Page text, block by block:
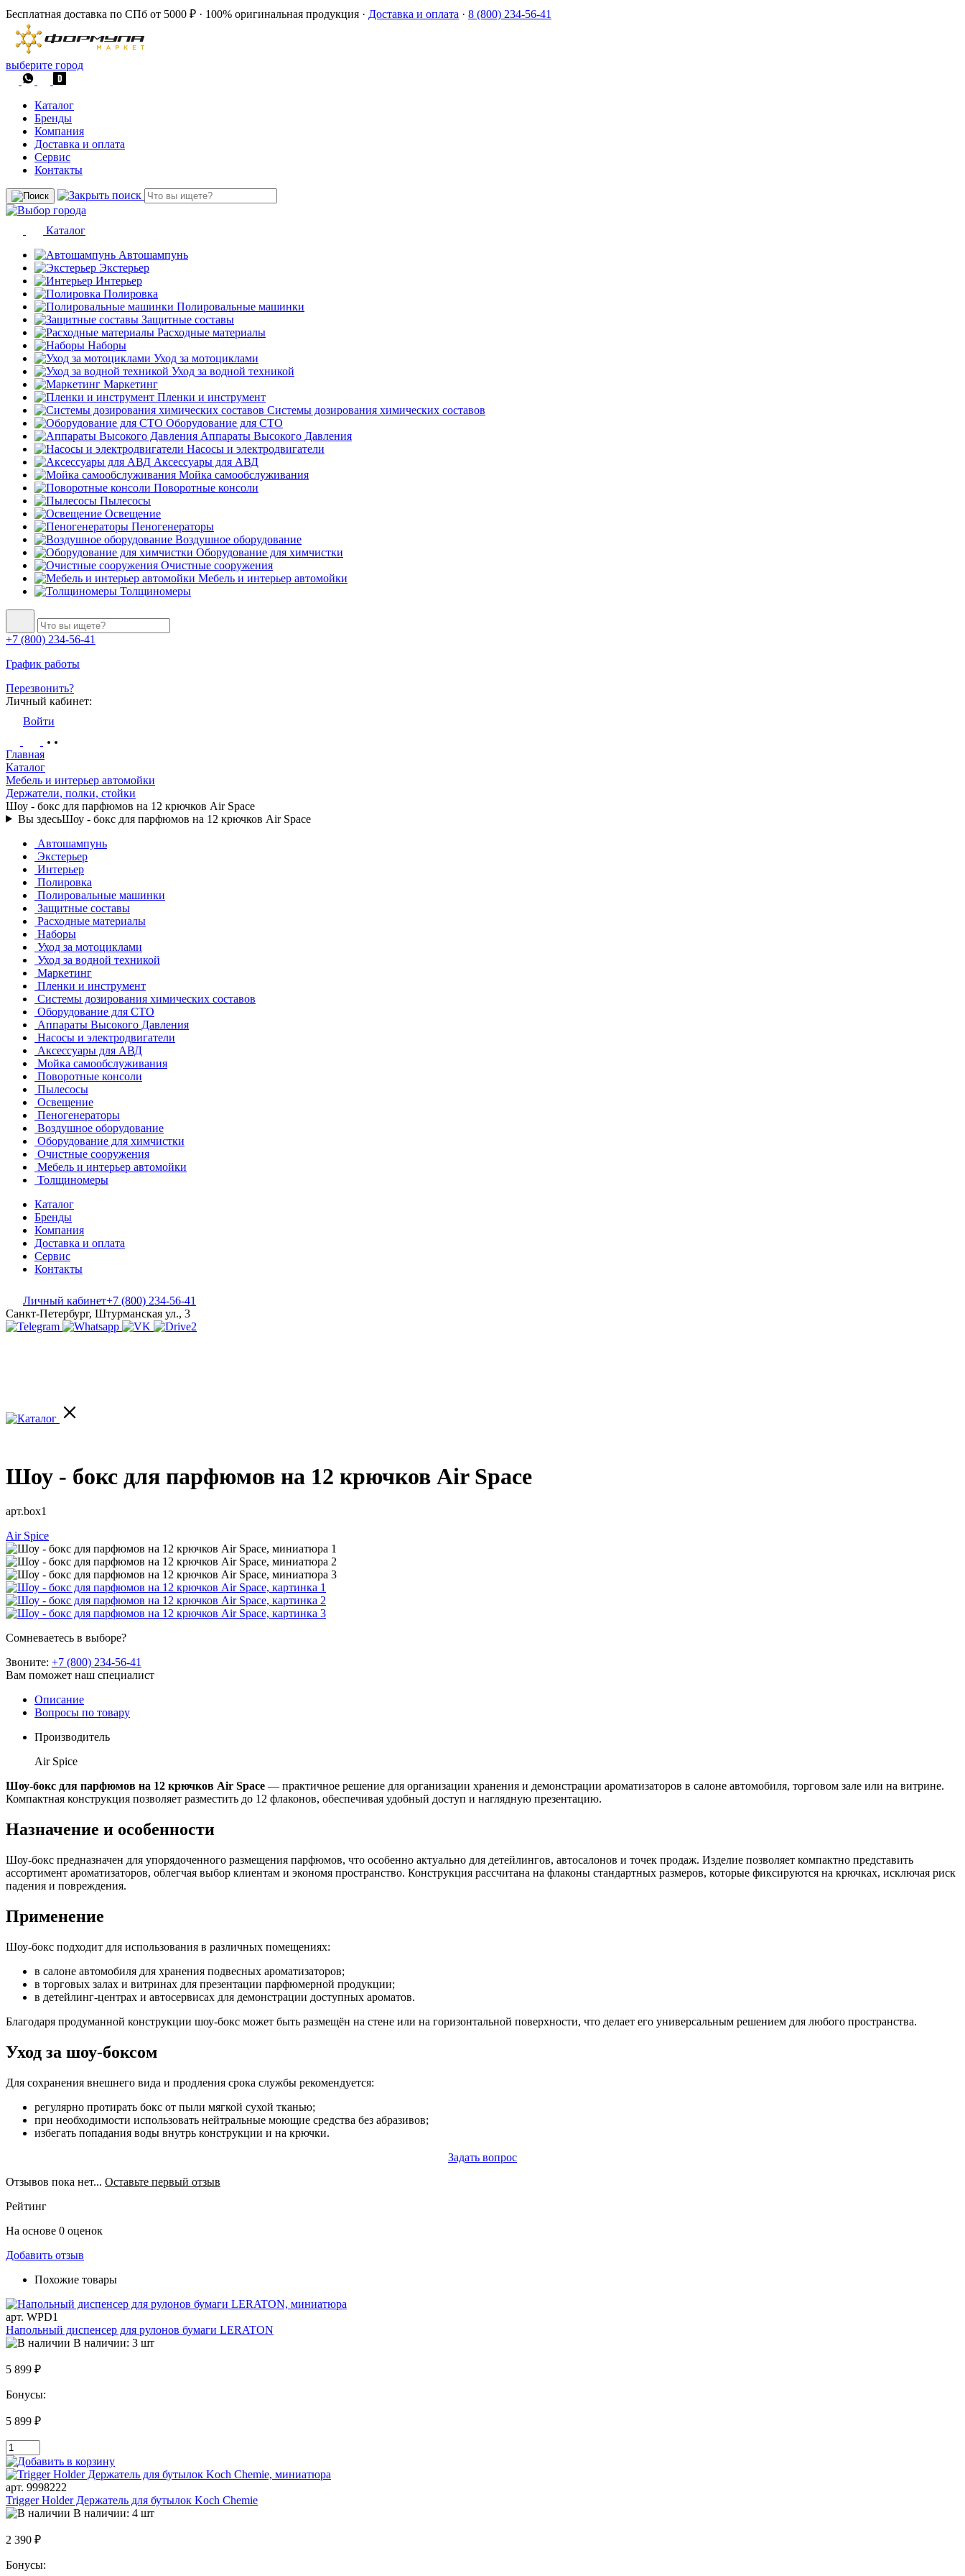
Бесплатная доставка по СПб от 5000 ₽ · 100% оригинальная продукция · Доставка и оплата · 8 (800) 234-56-41
выберите город
Каталог
Бренды
Компания
Доставка и оплата
Сервис
Контакты
Каталог
Автошампунь
Экстерьер
Интерьер
Полировка
Полировальные машинки
Защитные составы
Расходные материалы
Наборы
Уход за мотоциклами
Уход за водной техникой
Маркетинг
Пленки и инструмент
Системы дозирования химических составов
Оборудование для СТО
Аппараты Высокого Давления
Насосы и электродвигатели
Аксессуары для АВД
Мойка самообслуживания
Поворотные консоли
Пылесосы
Освещение
Пеногенераторы
Воздушное оборудование
Оборудование для химчистки
Очистные сооружения
Мебель и интерьер автомойки
Толщиномеры
+7 (800) 234-56-41
График работы
Перезвонить?
Личный кабинет:
Войти
Главная
Каталог
Мебель и интерьер автомойки
Держатели, полки, стойки
Шоу - бокс для парфюмов на 12 крючков Air Space
Вы здесьШоу - бокс для парфюмов на 12 крючков Air Space
Автошампунь
Экстерьер
Интерьер
Полировка
Полировальные машинки
Защитные составы
Расходные материалы
Наборы
Уход за мотоциклами
Уход за водной техникой
Маркетинг
Пленки и инструмент
Системы дозирования химических составов
Оборудование для СТО
Аппараты Высокого Давления
Насосы и электродвигатели
Аксессуары для АВД
Мойка самообслуживания
Поворотные консоли
Пылесосы
Освещение
Пеногенераторы
Воздушное оборудование
Оборудование для химчистки
Очистные сооружения
Мебель и интерьер автомойки
Толщиномеры
Каталог
Бренды
Компания
Доставка и оплата
Сервис
Контакты
Личный кабинет+7 (800) 234-56-41
Санкт-Петербург, Штурманская ул., 3
Шоу - бокс для парфюмов на 12 крючков Air Space
арт.box1
Air Spice
Сомневаетесь в выборе?
Звоните: +7 (800) 234-56-41
Вам поможет наш специалист
Описание
Вопросы по товару
Производитель
Air Spice
Шоу-бокс для парфюмов на 12 крючков Air Space — практичное решение для организации хранения и демонстрации ароматизаторов в салоне автомобиля, торговом зале или на витрине.
Компактная конструкция позволяет разместить до 12 флаконов, обеспечивая удобный доступ и наглядную презентацию.
Назначение и особенности
Шоу-бокс предназначен для упорядоченного размещения парфюмов, что особенно актуально для детейлингов, автосалонов и точек продаж. Изделие позволяет компактно представить
ассортимент ароматизаторов, облегчая выбор клиентам и экономя пространство. Конструкция рассчитана на флаконы стандартных размеров, которые фиксируются на крючках, исключая риск
падения и повреждения.
Применение
Шоу-бокс подходит для использования в различных помещениях:
в салоне автомобиля для хранения подвесных ароматизаторов;
в торговых залах и витринах для презентации парфюмерной продукции;
в детейлинг-центрах и автосервисах для демонстрации доступных ароматов.
Благодаря продуманной конструкции шоу-бокс может быть размещён на стене или на горизонтальной поверхности, что делает его универсальным решением для любого пространства.
Уход за шоу-боксом
Для сохранения внешнего вида и продления срока службы рекомендуется:
регулярно протирать бокс от пыли мягкой сухой тканью;
при необходимости использовать нейтральные моющие средства без абразивов;
избегать попадания воды внутрь конструкции и на крючки.
Задать вопрос
Отзывов пока нет... Оставьте первый отзыв
Рейтинг
На основе 0 оценок
Добавить отзыв
Похожие товары
арт. WPD1
Напольный диспенсер для рулонов бумаги LERATON
В наличии: 3 шт
5 899 ₽
Бонусы:
5 899 ₽
арт. 9998222
Trigger Holder Держатель для бутылок Koch Chemie
В наличии: 4 шт
2 390 ₽
Бонусы: